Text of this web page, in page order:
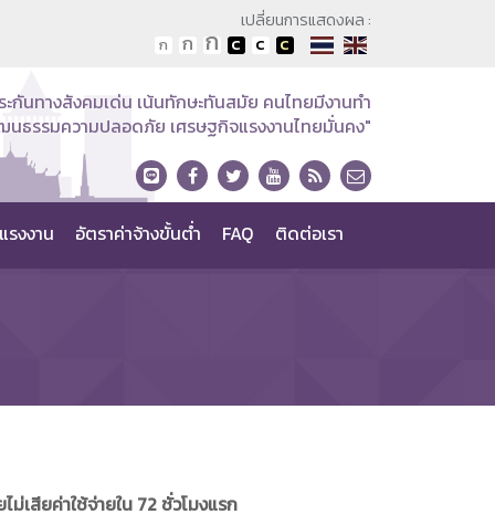
เปลี่ยนการแสดงผล :
กันทางสังคมเด่น เน้นทักษะทันสมัย คนไทยมีงานทำ
นธรรมความปลอดภัย เศรษฐกิจแรงงานไทยมั่นคง"
งงาน อัตราค่าจ้างขั้นต่ำ FAQ ติดต่อเรา
เสียค่าใช้จ่ายใน 72 ชั่วโมงแรก